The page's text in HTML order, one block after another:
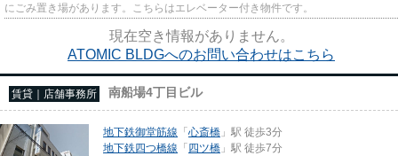
にごみ置き場があります。こちらはエレベーター付き物件です。
現在空き情報がありません。
ATOMIC BLDGへのお問い合わせはこちら
賃貸｜店舗事務所 南船場4丁目ビル
地下鉄御堂筋線 「心斎橋 」駅 徒歩3分
地下鉄四つ橋線 「四ツ橋 」駅 徒歩7分